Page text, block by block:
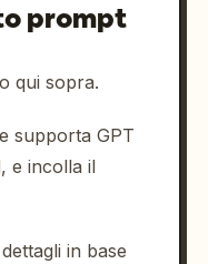
prompt
qui sopra.
supporta GPT
e incolla il
in base